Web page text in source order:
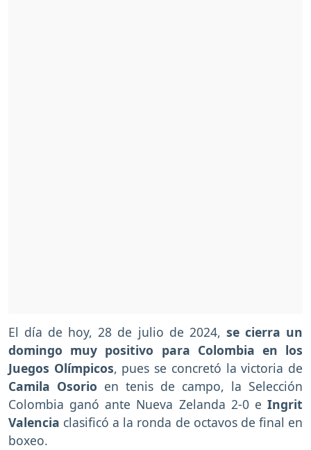
El día de hoy, 28 de julio de 2024, se cierra un
domingo muy positivo para Colombia en los
Juegos Olímpicos, pues se concretó la victoria de
Camila Osorio en tenis de campo, la Selección
Colombia ganó ante Nueva Zelanda 2-0 e Ingrit
Valencia clasificó a la ronda de octavos de final en
boxeo.